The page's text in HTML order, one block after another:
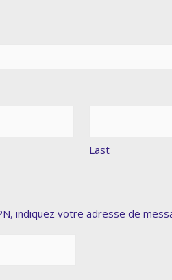
Last
indiquez votre adresse de